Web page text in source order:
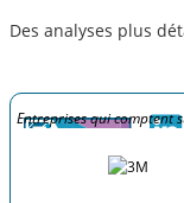
Des analyses plus
Entreprises qui comptent